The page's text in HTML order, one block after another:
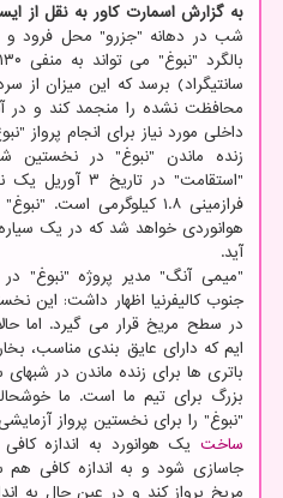
به گزارش اسمارت کاور به نقل از
شب در دهانه "جزرو" محل فرود و
سانتیگراد) برسد که این میزان از
محافظت نشده را منجمد کند و در
داخلی مورد نیاز برای انجام پرواز
زنده ماندن "نبوغ" در
"استقامت" در
فرازمینی ۱.۸ کیلوگرمی
هوانوردی خواهد شد که در یک
آید.
"میمی آنگ" مدیر پروژه "نبوغ"
جنوب کالیفرنیا اظهار داشت: این
در سطح مریخ قرار می گیرد. اما
ایم که دارای عایق بندی مناسب،
باتری ها برای زنده ماندن در
بزرگ برای تیم ما است. ما
"نبوغ" را برای نخستین پرواز
ساخت یک هوانورد به اندازه
جاسازی شود و به اندازه کافی هم
مریخ پرواز کند و در عین حال به